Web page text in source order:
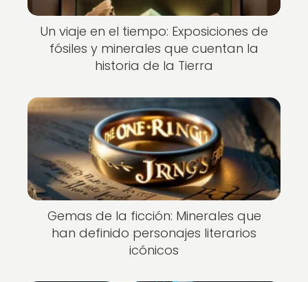
Un viaje en el tiempo: Exposiciones de
fósiles y minerales que cuentan la
historia de la Tierra
Gemas de la ficción: Minerales que
han definido personajes literarios
icónicos